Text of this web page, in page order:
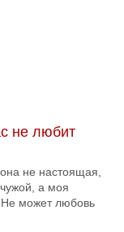
не любит
не настоящая,
а моя
Не может любовь